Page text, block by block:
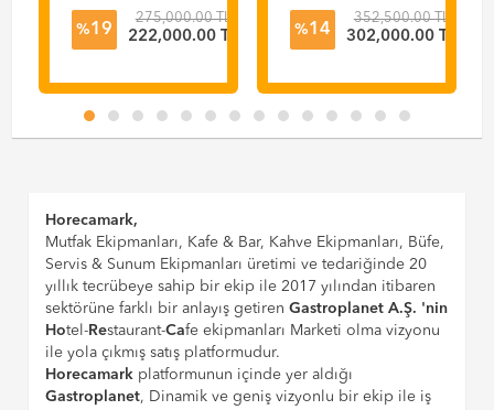
Futurmat )
%19
275,000.00 TL
222,000.00 TL
( La Cimbali M23 )
%14
352,500.00 TL
302,000.00 TL
Horecamark,
Mutfak Ekipmanları, Kafe & Bar, Kahve Ekipmanları, Büfe,
Servis & Sunum Ekipmanları üretimi ve tedariğinde 20
yıllık tecrübeye sahip bir ekip ile 2017 yılından itibaren
sektörüne farklı bir anlayış getirenGastroplanet A.Ş. 'nin
Hotel-Restaurant-Cafe ekipmanları Marketi olma vizyonu
ile yola çıkmış satış platformudur.
Horecamark platformunun içinde yer aldığı
Gastroplanet, Dinamik ve geniş vizyonlu bir ekip ile iş